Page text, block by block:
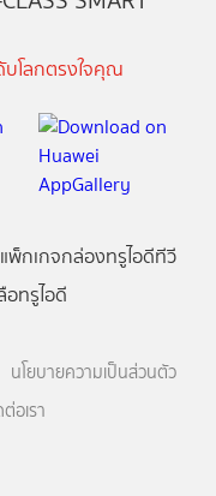
โลกตรงใจคุณ
แพ็กเกจกล่องทรูไอดีทีวี
อทรูไอดี
นโยบายความเป็นส่วนตัว
อเรา